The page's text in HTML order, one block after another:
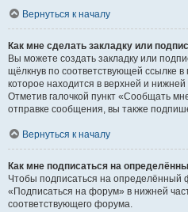
Вернуться к началу
Как мне сделать закладку или
Вы можете создать закладку или
щёлкнув по соответствующей ссылке
которое находится в верхней и
Отметив галочкой пункт «Сообщать
отправке сообщения, вы также
Вернуться к началу
Как мне подписаться на
Чтобы подписаться на определённый
«Подписаться на форум» в нижней
соответствующего форума.